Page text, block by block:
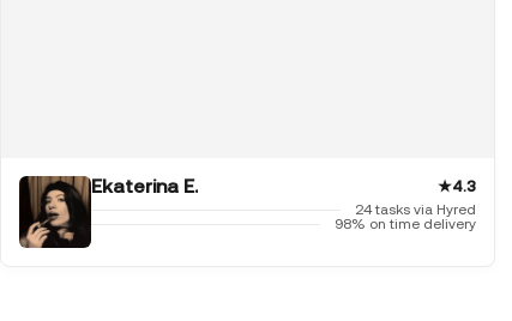
Ekaterina E. ★4.3
24 tasks via Hyred
98% on time delivery